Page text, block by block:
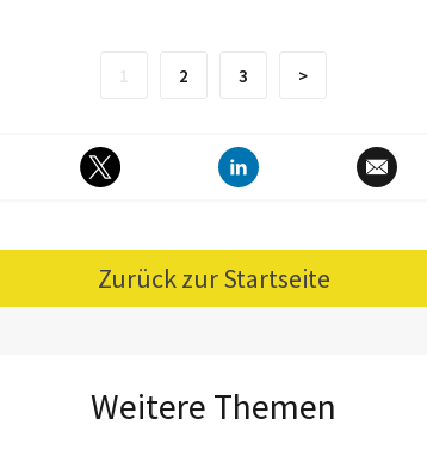
2 3 >
Zurück zur Startseite
Weitere Themen